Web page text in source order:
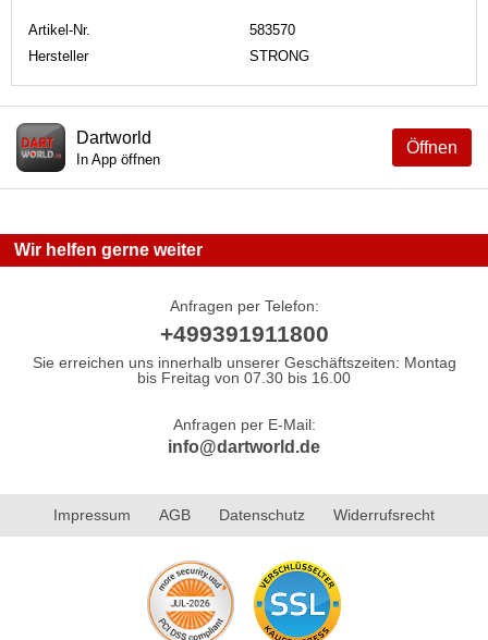
Artikel-Nr.
583570
Hersteller
STRONG
Öffnen
Dartworld
In App öffnen
Wir helfen gerne weiter
Anfragen per Telefon:
+499391911800
Sie erreichen uns innerhalb unserer Geschäftszeiten: Montag
bis Freitag von 07.30 bis 16.00
Anfragen per E-Mail:
info@dartworld.de
Impressum AGB Datenschutz Widerrufsrecht